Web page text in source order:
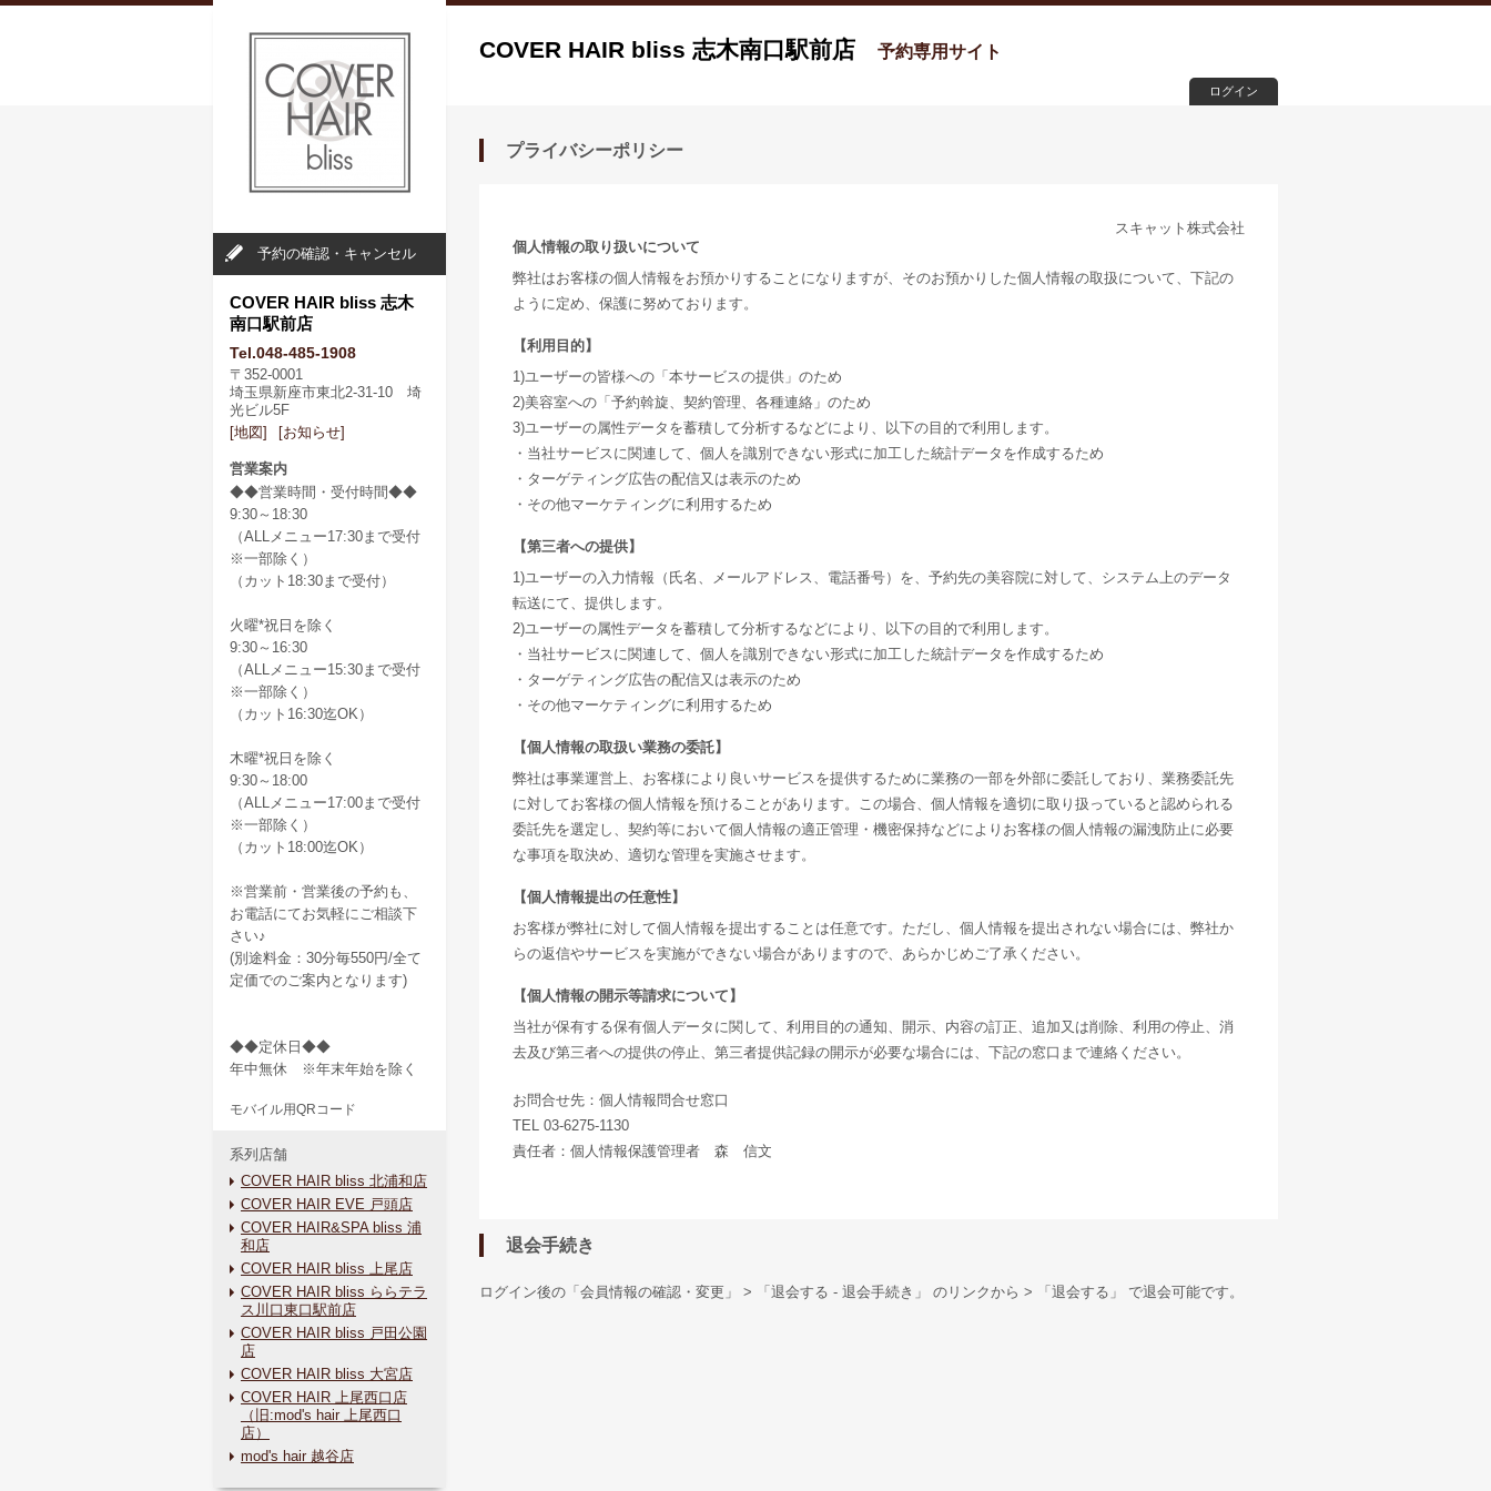
COVER HAIR bliss 志木南口駅前店 予約専用サイト
ログイン
プライバシーポリシー
スキャット株式会社
個人情報の取り扱いについて
弊社はお客様の個人情報をお預かりすることになりますが、そのお預かりした個人情報の取扱について、下記の
ように定め、保護に努めております。
【利用目的】
1)ユーザーの皆様への「本サービスの提供」のため
2)美容室への「予約斡旋、契約管理、各種連絡」のため
3)ユーザーの属性データを蓄積して分析するなどにより、以下の目的で利用します。
・当社サービスに関連して、個人を識別できない形式に加工した統計データを作成するため
・ターゲティング広告の配信又は表示のため
・その他マーケティングに利用するため
【第三者への提供】
1)ユーザーの入力情報（氏名、メールアドレス、電話番号）を、予約先の美容院に対して、システム上のデータ
転送にて、提供します。
2)ユーザーの属性データを蓄積して分析するなどにより、以下の目的で利用します。
・当社サービスに関連して、個人を識別できない形式に加工した統計データを作成するため
・ターゲティング広告の配信又は表示のため
・その他マーケティングに利用するため
【個人情報の取扱い業務の委託】
弊社は事業運営上、お客様により良いサービスを提供するために業務の一部を外部に委託しており、業務委託先
に対してお客様の個人情報を預けることがあります。この場合、個人情報を適切に取り扱っていると認められる
委託先を選定し、契約等において個人情報の適正管理・機密保持などによりお客様の個人情報の漏洩防止に必要
な事項を取決め、適切な管理を実施させます。
【個人情報提出の任意性】
お客様が弊社に対して個人情報を提出することは任意です。ただし、個人情報を提出されない場合には、弊社か
らの返信やサービスを実施ができない場合がありますので、あらかじめご了承ください。
【個人情報の開示等請求について】
当社が保有する保有個人データに関して、利用目的の通知、開示、内容の訂正、追加又は削除、利用の停止、消
去及び第三者への提供の停止、第三者提供記録の開示が必要な場合には、下記の窓口まで連絡ください。
お問合せ先：個人情報問合せ窓口
TEL 03-6275-1130
責任者：個人情報保護管理者 森 信文
退会手続き
ログイン後の「会員情報の確認・変更」 > 「退会する - 退会手続き」 のリンクから > 「退会する」 で退会可能です。
予約の確認・キャンセル
COVER HAIR bliss 志木
南口駅前店
Tel.048-485-1908
〒352-0001
埼玉県新座市東北2-31-10 埼
光ビル5F
[地図]
[お知らせ]
営業案内
◆◆営業時間・受付時間◆◆
9:30～18:30
（ALLメニュー17:30まで受付
※一部除く）
（カット18:30まで受付）
火曜*祝日を除く
9:30～16:30
（ALLメニュー15:30まで受付
※一部除く）
（カット16:30迄OK）
木曜*祝日を除く
9:30～18:00
（ALLメニュー17:00まで受付
※一部除く）
（カット18:00迄OK）
※営業前・営業後の予約も、
お電話にてお気軽にご相談下
さい♪
(別途料金：30分毎550円/全て
定価でのご案内となります)
◆◆定休日◆◆
年中無休 ※年末年始を除く
モバイル用QRコード
系列店舗
COVER HAIR bliss 北浦和店
COVER HAIR EVE 戸頭店
COVER HAIR&SPA bliss 浦
和店
COVER HAIR bliss 上尾店
COVER HAIR bliss ららテラ
ス川口東口駅前店
COVER HAIR bliss 戸田公園
店
COVER HAIR bliss 大宮店
COVER HAIR 上尾西口店
（旧:mod's hair 上尾西口
店）
mod's hair 越谷店